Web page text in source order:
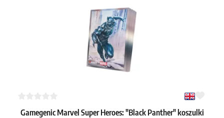
Gamegenic Marvel Super Heroes: "Black Panther" koszulki